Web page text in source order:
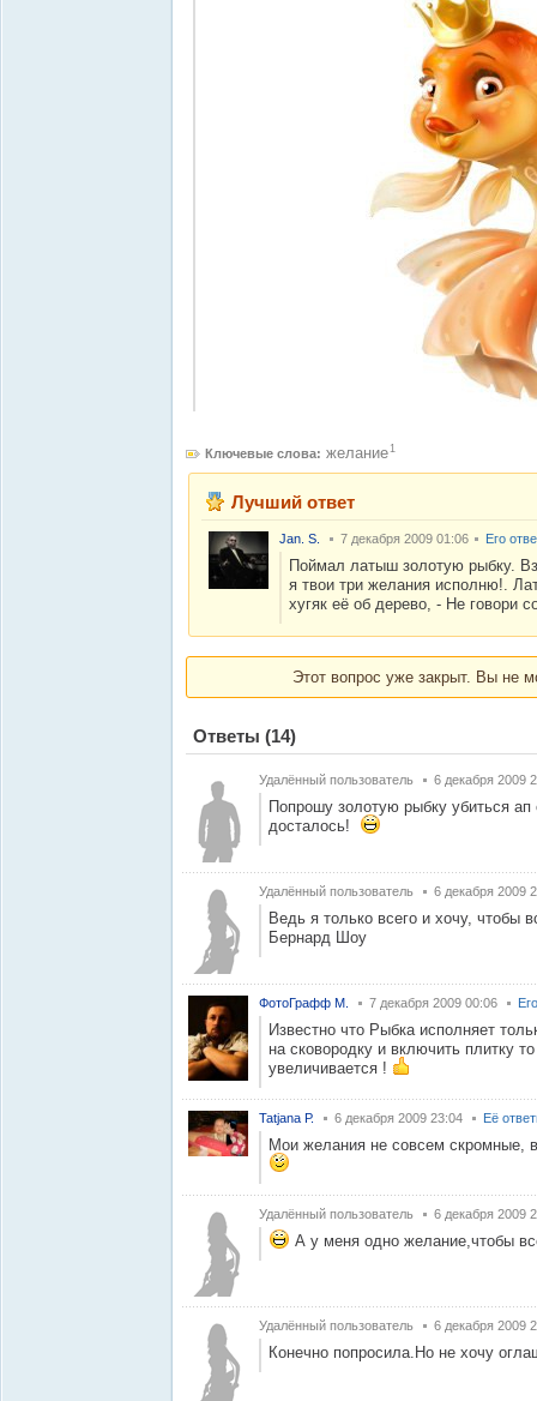
Ключевые слова: желание1
Лучший ответ
Jan. S. 7 декабря 2009 01:06 Его
Поймал латыш золотую рыбку.
я твои три желания исполню!.
хугяк её об дерево, - Не говори
Этот вопрос уже закрыт. Вы не
Ответы (14)
Удалённый пользователь 6 декабря 2009
Попрошу золотую рыбку убиться
досталось!
Удалённый пользователь 6 декабря 2009
Ведь я только всего и хочу, чтобы
Бернард Шоу
ФотоГрафф M. 7 декабря 2009 00:06
Известно что Рыбка исполняет
на сковородку и включить плитку
увеличивается !
Tatjana Р. 6 декабря 2009 23:04 Её
Мои желания не совсем скромные,
Удалённый пользователь 6 декабря 2009
А у меня одно желание,чтобы
Удалённый пользователь 6 декабря 2009
Конечно попросила.Но не хочу